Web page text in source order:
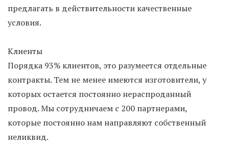
предлагать в действительности качественные
условия.
Клиенты
Порядка 93% клиентов, это разумеется отдельные
контракты. Тем не менее имеются изготовители, у
которых остается постоянно нераспроданный
провод. Мы сотрудничаем с 200 партнерами,
которые постоянно нам направляют собственный
неликвид.